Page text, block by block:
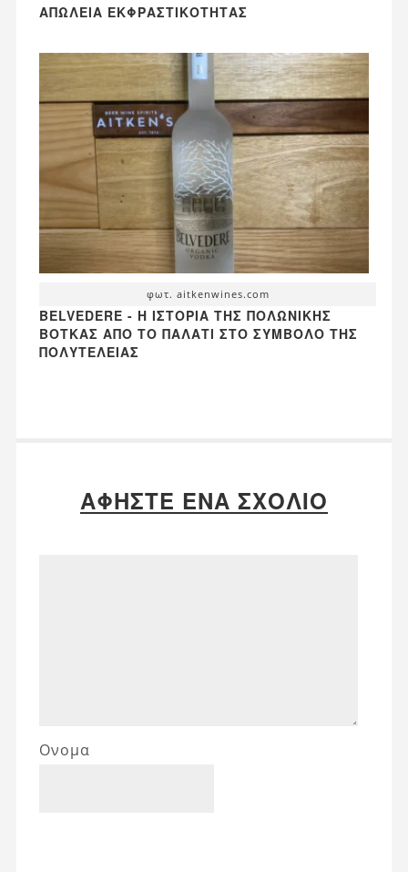
ΑΠΏΛΕΙΑ ΕΚΦΡΑΣΤΙΚΌΤΗΤΑΣ
φωτ. aitkenwines.com
BELVEDERE - Η ΙΣΤΟΡΊΑ ΤΗΣ ΠΟΛΩΝΙΚΉΣ
ΒΌΤΚΑΣ ΑΠΌ ΤΟ ΠΑΛΆΤΙ ΣΤΟ ΣΎΜΒΟΛΟ ΤΗΣ
ΠΟΛΥΤΈΛΕΙΑΣ
ΑΦΉΣΤΕ ΈΝΑ ΣΧΌΛΙΟ
Ονομα